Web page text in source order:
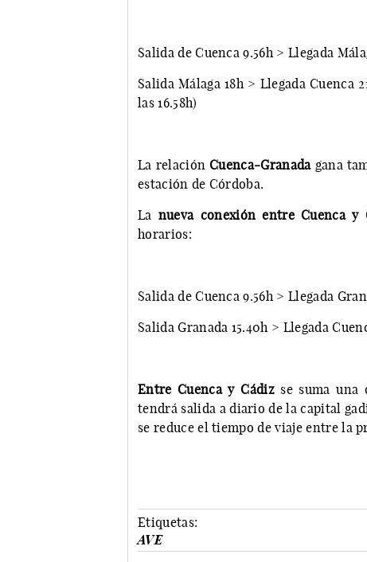
Salida de Cuenca 9.56h > Llegada
Salida Málaga 18h > Llegada Cuenca
las 16.58h)
La relaciónCuenca-Granada gana
estación de Córdoba.
La nueva conexión entre Cuenca y
horarios:
Salida de Cuenca 9.56h > Llegada
Salida Granada 15.40h > Llegada
Entre Cuenca y Cádiz se suma una
tendrá salida a diario de la capital
se reduce el tiempo de viaje entre la
Etiquetas:
AVE